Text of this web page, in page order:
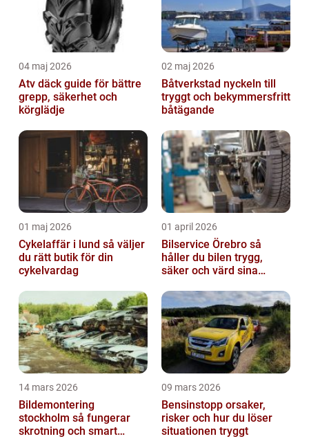
04 maj 2026
Atv däck guide för bättre
grepp, säkerhet och
körglädje
02 maj 2026
Båtverkstad nyckeln till
tryggt och bekymmersfritt
båtägande
01 maj 2026
Cykelaffär i lund så väljer
du rätt butik för din
cykelvardag
01 april 2026
Bilservice Örebro så
håller du bilen trygg,
säker och värd sina
14 mars 2026
Bildemontering
stockholm så fungerar
skrotning och smart
09 mars 2026
Bensinstopp orsaker,
risker och hur du löser
situationen tryggt